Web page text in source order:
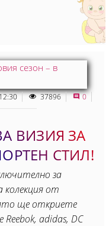
37896 0
ВИЗИЯ ЗА
СТИЛ!
за
колекция от
ще откриете
adidas, DC